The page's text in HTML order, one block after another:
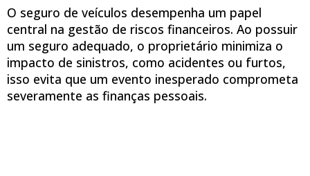
O seguro de veículos desempenha um papel
central na gestão de riscos financeiros. Ao possuir
um seguro adequado, o proprietário minimiza o
impacto de sinistros, como acidentes ou furtos,
isso evita que um evento inesperado comprometa
severamente as finanças pessoais.